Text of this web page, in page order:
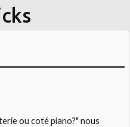
ou coté piano?" nous